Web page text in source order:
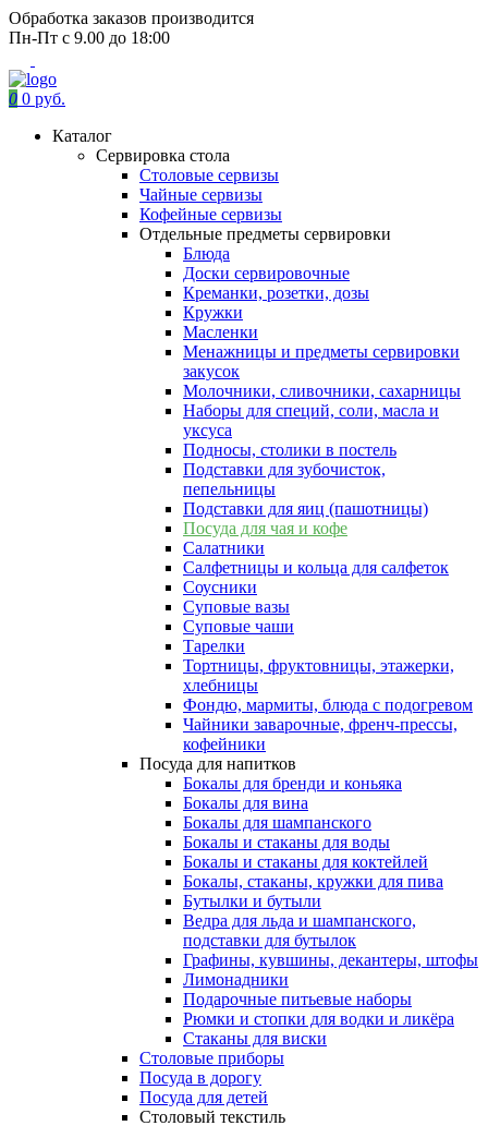
Обработка заказов производится
Пн-Пт с 9.00 до 18:00
0 0 руб.
Каталог
Сервировка стола
Столовые сервизы
Чайные сервизы
Кофейные сервизы
Отдельные предметы сервировки
Блюда
Доски сервировочные
Креманки, розетки, дозы
Кружки
Масленки
Менажницы и предметы сервировки
закусок
Молочники, сливочники, сахарницы
Наборы для специй, соли, масла и
уксуса
Подносы, столики в постель
Подставки для зубочисток,
пепельницы
Подставки для яиц (пашотницы)
Посуда для чая и кофе
Салатники
Салфетницы и кольца для салфеток
Соусники
Суповые вазы
Суповые чаши
Тарелки
Тортницы, фруктовницы, этажерки,
хлебницы
Фондю, мармиты, блюда с подогревом
Чайники заварочные, френч-прессы,
кофейники
Посуда для напитков
Бокалы для бренди и коньяка
Бокалы для вина
Бокалы для шампанского
Бокалы и стаканы для воды
Бокалы и стаканы для коктейлей
Бокалы, стаканы, кружки для пива
Бутылки и бутыли
Ведра для льда и шампанского,
подставки для бутылок
Графины, кувшины, декантеры, штофы
Лимонадники
Подарочные питьевые наборы
Рюмки и стопки для водки и ликёра
Стаканы для виски
Столовые приборы
Посуда в дорогу
Посуда для детей
Столовый текстиль